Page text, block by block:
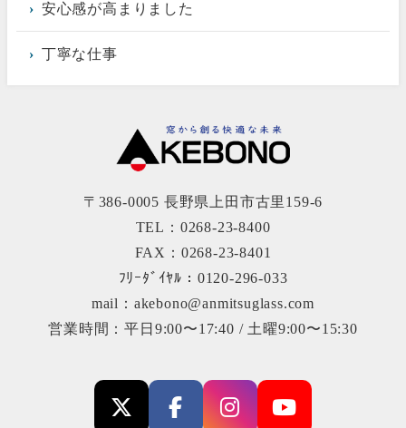
安心感が高まりました
丁寧な仕事
〒386-0005 長野県上田市古里159-6
TEL：0268-23-8400
FAX：0268-23-8401
ﾌﾘｰﾀﾞｲﾔﾙ：0120-296-033
mail：akebono@anmitsuglass.com
営業時間：平日9:00〜17:40 / 土曜9:00〜15:30